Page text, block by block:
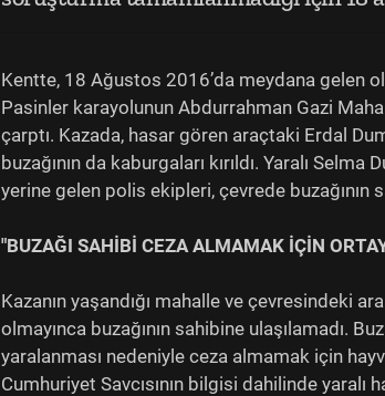
Kentte, 18 Ağustos 2016’da meydana gelen
Pasinler karayolunun Abdurrahman Gazi
çarptı. Kazada, hasar gören araçtaki Erdal
buzağının da kaburgaları kırıldı. Yaralı Selma
yerine gelen polis ekipleri, çevrede buzağının
"BUZAĞI SAHİBİ CEZA ALMAMAK İÇİN
Kazanın yaşandığı mahalle ve çevresindeki
olmayınca buzağının sahibine ulaşılamadı.
yaralanması nedeniyle ceza almamak için
Cumhuriyet Savcısının bilgisi dahilinde yaralı